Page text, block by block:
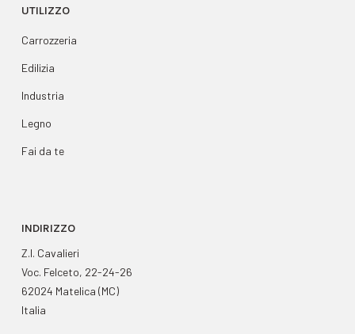
UTILIZZO
Carrozzeria
Edilizia
Industria
Legno
Fai da te
INDIRIZZO
Z.I. Cavalieri
Voc. Felceto, 22-24-26
62024 Matelica (MC)
Italia